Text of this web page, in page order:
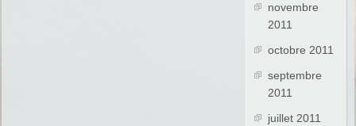
novembre
2011
octobre 2011
septembre
2011
juillet 2011